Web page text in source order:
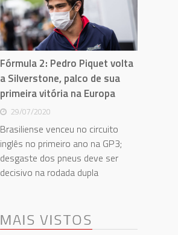
Fórmula 2: Pedro Piquet volta
a Silverstone, palco de sua
primeira vitória na Europa
29/07/2020
Brasiliense venceu no circuito
inglês no primeiro ano na GP3;
desgaste dos pneus deve ser
decisivo na rodada dupla
MAIS VISTOS